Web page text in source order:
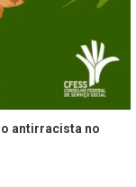
antirracista no